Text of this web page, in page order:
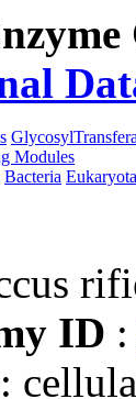
Modules
Bacteria Eukaryota
ID :
: